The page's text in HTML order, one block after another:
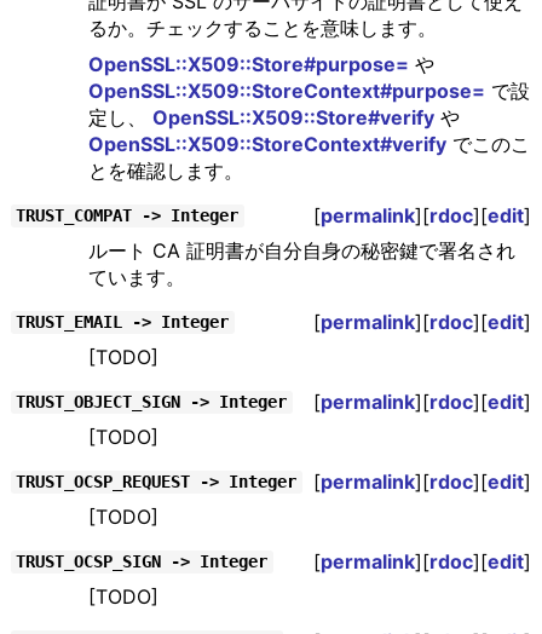
るか。チェックすることを意味します。
OpenSSL::X509::Store#purpose= や
OpenSSL::X509::StoreContext#purpose= で設
定し、 OpenSSL::X509::Store#verifyや
OpenSSL::X509::StoreContext#verifyでこのこ
とを確認します。
TRUST_COMPAT -> Integer [permalink][rdoc][edit]
ルート CA 証明書が自分自身の秘密鍵で署名され
ています。
TRUST_EMAIL -> Integer [permalink][rdoc][edit]
[TODO]
TRUST_OBJECT_SIGN -> Integer [permalink][rdoc][edit]
[TODO]
TRUST_OCSP_REQUEST -> Integer [permalink][rdoc][edit]
[TODO]
TRUST_OCSP_SIGN -> Integer [permalink][rdoc][edit]
[TODO]